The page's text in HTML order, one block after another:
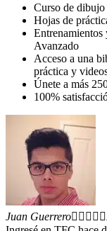
Curso de
Hojas de
Avanzado
Acceso a una
práctica y
Únete a más
100%
Juan Guerrero    